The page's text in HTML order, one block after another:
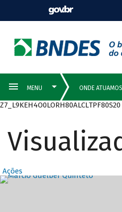
Z7_L9KEH4O0LORH80ALCLTPF80S20
Ações